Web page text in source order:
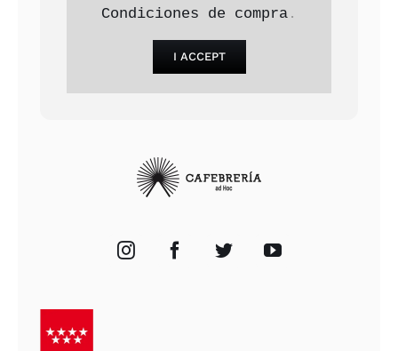
Condiciones de compra .
I ACCEPT